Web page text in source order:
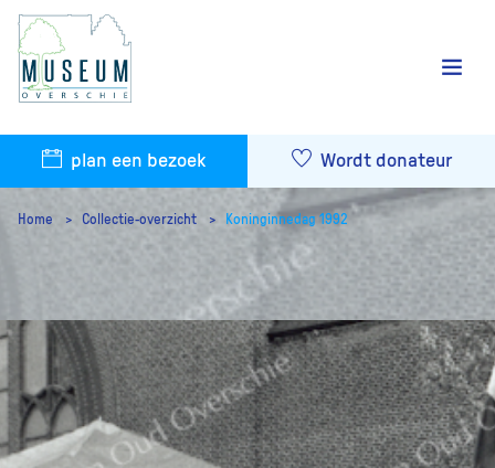
plan een bezoek Wordt donateur
Home Collectie-overzicht Koninginnedag 1992